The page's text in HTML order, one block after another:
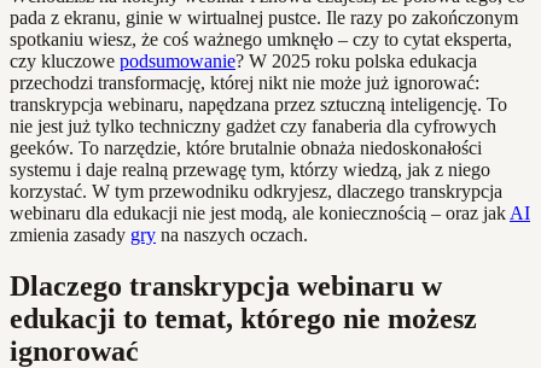
pada z ekranu, ginie w wirtualnej pustce. Ile razy po zakończonym
spotkaniu wiesz, że coś ważnego umknęło – czy to cytat eksperta,
czy kluczowe podsumowanie? W 2025 roku polska edukacja
przechodzi transformację, której nikt nie może już ignorować:
transkrypcja webinaru, napędzana przez sztuczną inteligencję. To
nie jest już tylko techniczny gadżet czy fanaberia dla cyfrowych
geeków. To narzędzie, które brutalnie obnaża niedoskonałości
systemu i daje realną przewagę tym, którzy wiedzą, jak z niego
korzystać. W tym przewodniku odkryjesz, dlaczego transkrypcja
webinaru dla edukacji nie jest modą, ale koniecznością – oraz jak AI
zmienia zasady gry na naszych oczach.
Dlaczego transkrypcja webinaru w
edukacji to temat, którego nie możesz
ignorować